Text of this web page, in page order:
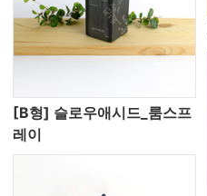
[B형] 슬로우애시드_룸스프
레이